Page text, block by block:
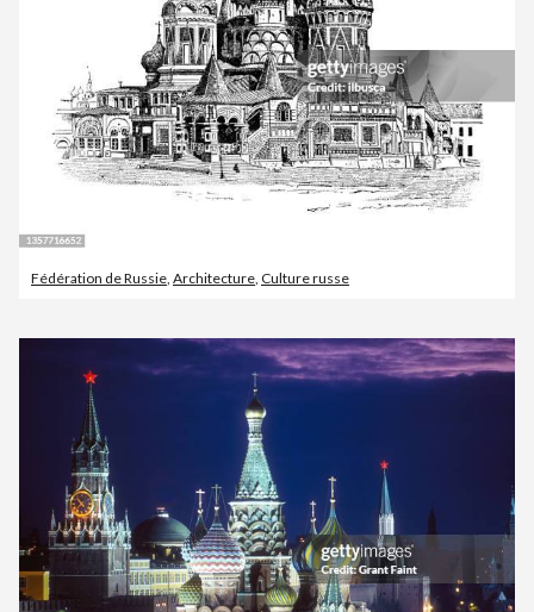
Fédération de Russie, Architecture, Culture russe